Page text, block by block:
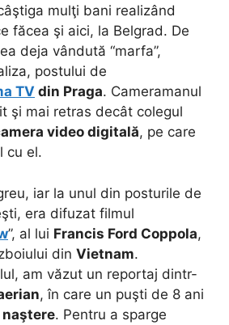
mulţi bani realizând
făcea şi aici, la Belgrad. De
deja vândută “marfa”,
postului de
TV din Praga. Cameramanul
şi mai retras decât colegul
video digitală, pe care
cu el.
iar la unul din posturile de
era difuzat filmul
”, al lui Francis Ford Coppola,
din Vietnam.
am văzut un reportaj dintr-
, în care un puşti de 8 ani
naştere. Pentru a sparge